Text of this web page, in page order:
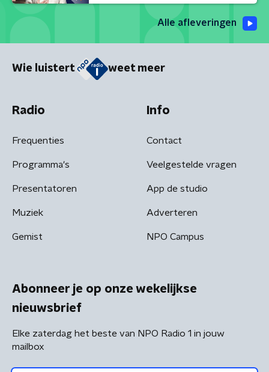
Alle afleveringen
Wie luistert weet meer
Radio
Frequenties
Programma's
Presentatoren
Muziek
Gemist
Info
Contact
Veelgestelde vragen
App de studio
Adverteren
NPO Campus
Abonneer je op onze wekelijkse
nieuwsbrief
Elke zaterdag het beste van NPO Radio 1 in jouw
mailbox